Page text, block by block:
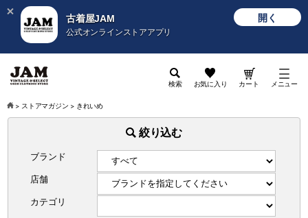
古着屋JAM
公式オンラインストアアプリ
開く
検索 お気に入り カート メニュー
> ストアマガジン > きれいめ
絞り込む
ブランド
店舗
カテゴリ